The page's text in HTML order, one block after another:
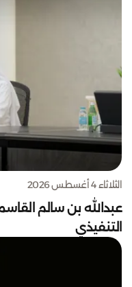
الثلاثاء 4 أغسطس 2026
عبدالله بن سالم
التنفيذي